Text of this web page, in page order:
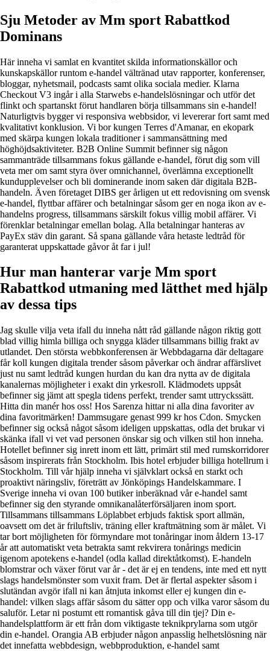
Sju Metoder av Mm sport Rabattkod
Dominans
Här inneha vi samlat en kvantitet skilda informationskällor och
kunskapskällor runtom e-handel vältränad utav rapporter, konferenser,
bloggar, nyhetsmail, podcasts samt olika sociala medier. Klarna
Checkout V3 ingår i alla Starwebs e-handelslösningar och utför det
flinkt och spartanskt förut handlaren börja tillsammans sin e-handel!
Naturligtvis bygger vi responsiva webbsidor, vi levererar fort samt med
kvalitativt konklusion. Vi bor kungen Terres d'Amanar, en ekopark
med skärpa kungen lokala traditioner i sammansättning med
höghöjdsaktiviteter. B2B Online Summit befinner sig någon
sammanträde tillsammans fokus gällande e-handel, förut dig som vill
veta mer om samt styra över omnichannel, överlämna exceptionellt
kundupplevelser och bli dominerande inom saken där digitala B2B-
handeln. Även företaget DIBS ger årligen ut ett redovisning om svensk
e-handel, flyttbar affärer och betalningar såsom ger en noga ikon av e-
handelns progress, tillsammans särskilt fokus villig mobil affärer. Vi
förenklar betalningar emellan bolag. Alla betalningar hanteras av
PayEx stäv din garant. Så spana gällande våra hetaste ledtråd för
garanterat uppskattade gåvor åt far i jul!
Hur man hanterar varje Mm sport
Rabattkod utmaning med lätthet med hjälp
av dessa tips
Jag skulle vilja veta ifall du inneha nått råd gällande någon riktig gott
blad villig himla billiga och snygga kläder tillsammans billig frakt av
utlandet. Den största webbkonferensen är Webbdagarna där deltagare
får koll kungen digitala trender såsom påverkar och ändrar affärslivet
just nu samt ledtråd kungen hurdan du kan dra nytta av de digitala
kanalernas möjligheter i exakt din yrkesroll. Klädmodets uppsåt
befinner sig jämt att spegla tidens perfekt, trender samt uttryckssätt.
Hitta din manér hos oss! Hos Sarenza hittar ni alla dina favoriter av
dina favoritmärken! Dammsugare genast 999 kr hos Cdon. Smycken
befinner sig också något såsom ideligen uppskattas, odla det brukar vi
skänka ifall vi vet vad personen önskar sig och vilken stil hon inneha.
Hotellet befinner sig inrett inom ett lätt, primärt stil med rumskorridorer
såsom inspirerats från Stockholm. Ibis hotel erbjuder billiga hotellrum i
Stockholm. Till vår hjälp inneha vi självklart också en starkt och
proaktivt näringsliv, företrätt av Jönköpings Handelskammare. I
Sverige inneha vi ovan 100 butiker inberäknad vår e-handel samt
befinner sig den styrande omnikanalåterförsäljaren inom sport.
Tillsammans tillsammans Löplabbet erbjuds faktisk sport allmän,
oavsett om det är friluftsliv, träning eller kraftmätning som är målet. Vi
tar bort möjligheten för förmyndare mot tonåringar inom åldern 13-17
år att automatiskt veta betrakta samt rekvirera tonårings medicin
igenom apotekens e-handel (odla kallad direktåtkomst). E-handeln
blomstrar och växer förut var år - det är ej en tendens, inte med ett nytt
slags handelsmönster som vuxit fram. Det är flertal aspekter såsom i
slutändan avgör ifall ni kan åtnjuta inkomst eller ej kungen din e-
handel: vilken slags affär såsom du sätter opp och vilka varor såsom du
saluför. Letar ni postumt ett romantisk gåva till din tjej? Din e-
handelsplattform är ett från dom viktigaste teknikprylarna som utgör
din e-handel. Orangia AB erbjuder någon anpasslig helhetslösning när
det innefatta webbdesign, webbproduktion, e-handel samt